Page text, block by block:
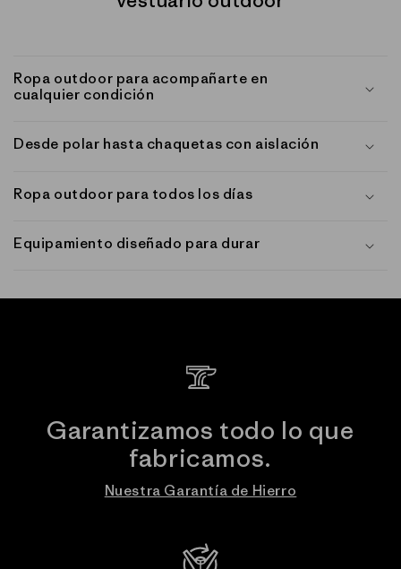
Ropa outdoor para acompañarte en
cualquier condición
Desde polar hasta chaquetas con aislación
Ropa outdoor para todos los días
Equipamiento diseñado para durar
Garantizamos todo lo que
fabricamos.
Nuestra Garantía de Hierro